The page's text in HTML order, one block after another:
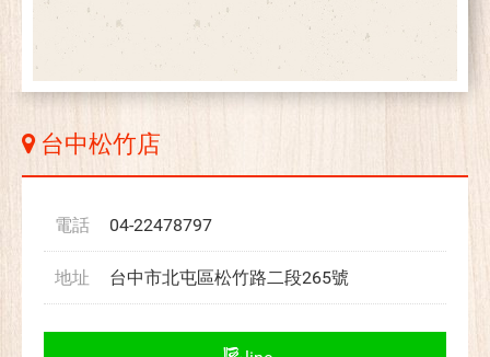
台中松竹店
電話 04-22478797
地址 台中市北屯區松竹路二段265號